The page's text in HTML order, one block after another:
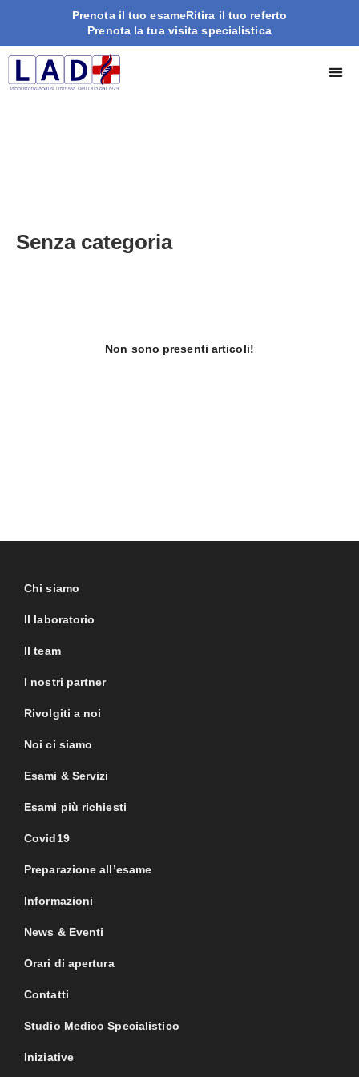
Prenota il tuo esameRitira il tuo referto
Prenota la tua visita specialistica
Senza categoria
Non sono presenti articoli!
Chi siamo
Il laboratorio
Il team
I nostri partner
Rivolgiti a noi
Noi ci siamo
Esami & Servizi
Esami più richiesti
Covid19
Preparazione all’esame
Informazioni
News & Eventi
Orari di apertura
Contatti
Studio Medico Specialistico
Iniziative